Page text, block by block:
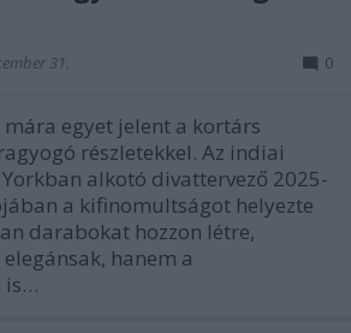
31. 0
mára egyet jelent a kortárs
részletekkel. Az indiai
alkotó divattervező 2025-
a kifinomultságot helyezte
darabokat hozzon létre,
hanem a
is…